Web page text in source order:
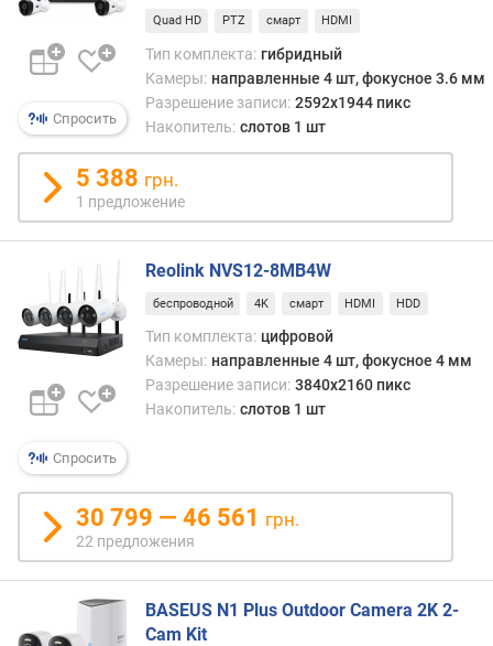
к
м
е
(
ш
т
)
в
е
о
в
х
о
B
N
C
(
ш
т
а
Спросить
Quad HD PTZ смарт HDMI
Тип комплекта: гибридный
Камеры: направленные 4 шт, фокусное 3.6 мм
Разрешение записи: 2592x1944 пикс
Накопитель: слотов 1 шт
5 388 грн.
1 предложение
Спросить
Reolink NVS12-8MB4W
беспроводной 4K смарт HDMI HDD
Тип комплекта: цифровой
Камеры: направленные 4 шт, фокусное 4 мм
Разрешение записи: 3840x2160 пикс
Накопитель: слотов 1 шт
30 799 — 46 561 грн.
22 предложения
BASEUS N1 Plus Outdoor Camera 2K 2-
Cam Kit